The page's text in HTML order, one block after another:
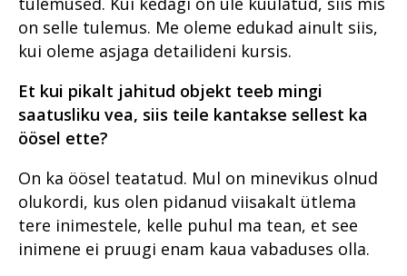
on selle tulemus. Me oleme edukad ainult siis,
kui oleme asjaga detailideni kursis.
Et kui pikalt jahitud objekt teeb mingi
saatusliku vea, siis teile kantakse sellest ka
öösel ette?
On ka öösel teatatud. Mul on minevikus olnud
olukordi, kus olen pidanud viisakalt ütlema
tere inimestele, kelle puhul ma tean, et see
inimene ei pruugi enam kaua vabaduses olla.